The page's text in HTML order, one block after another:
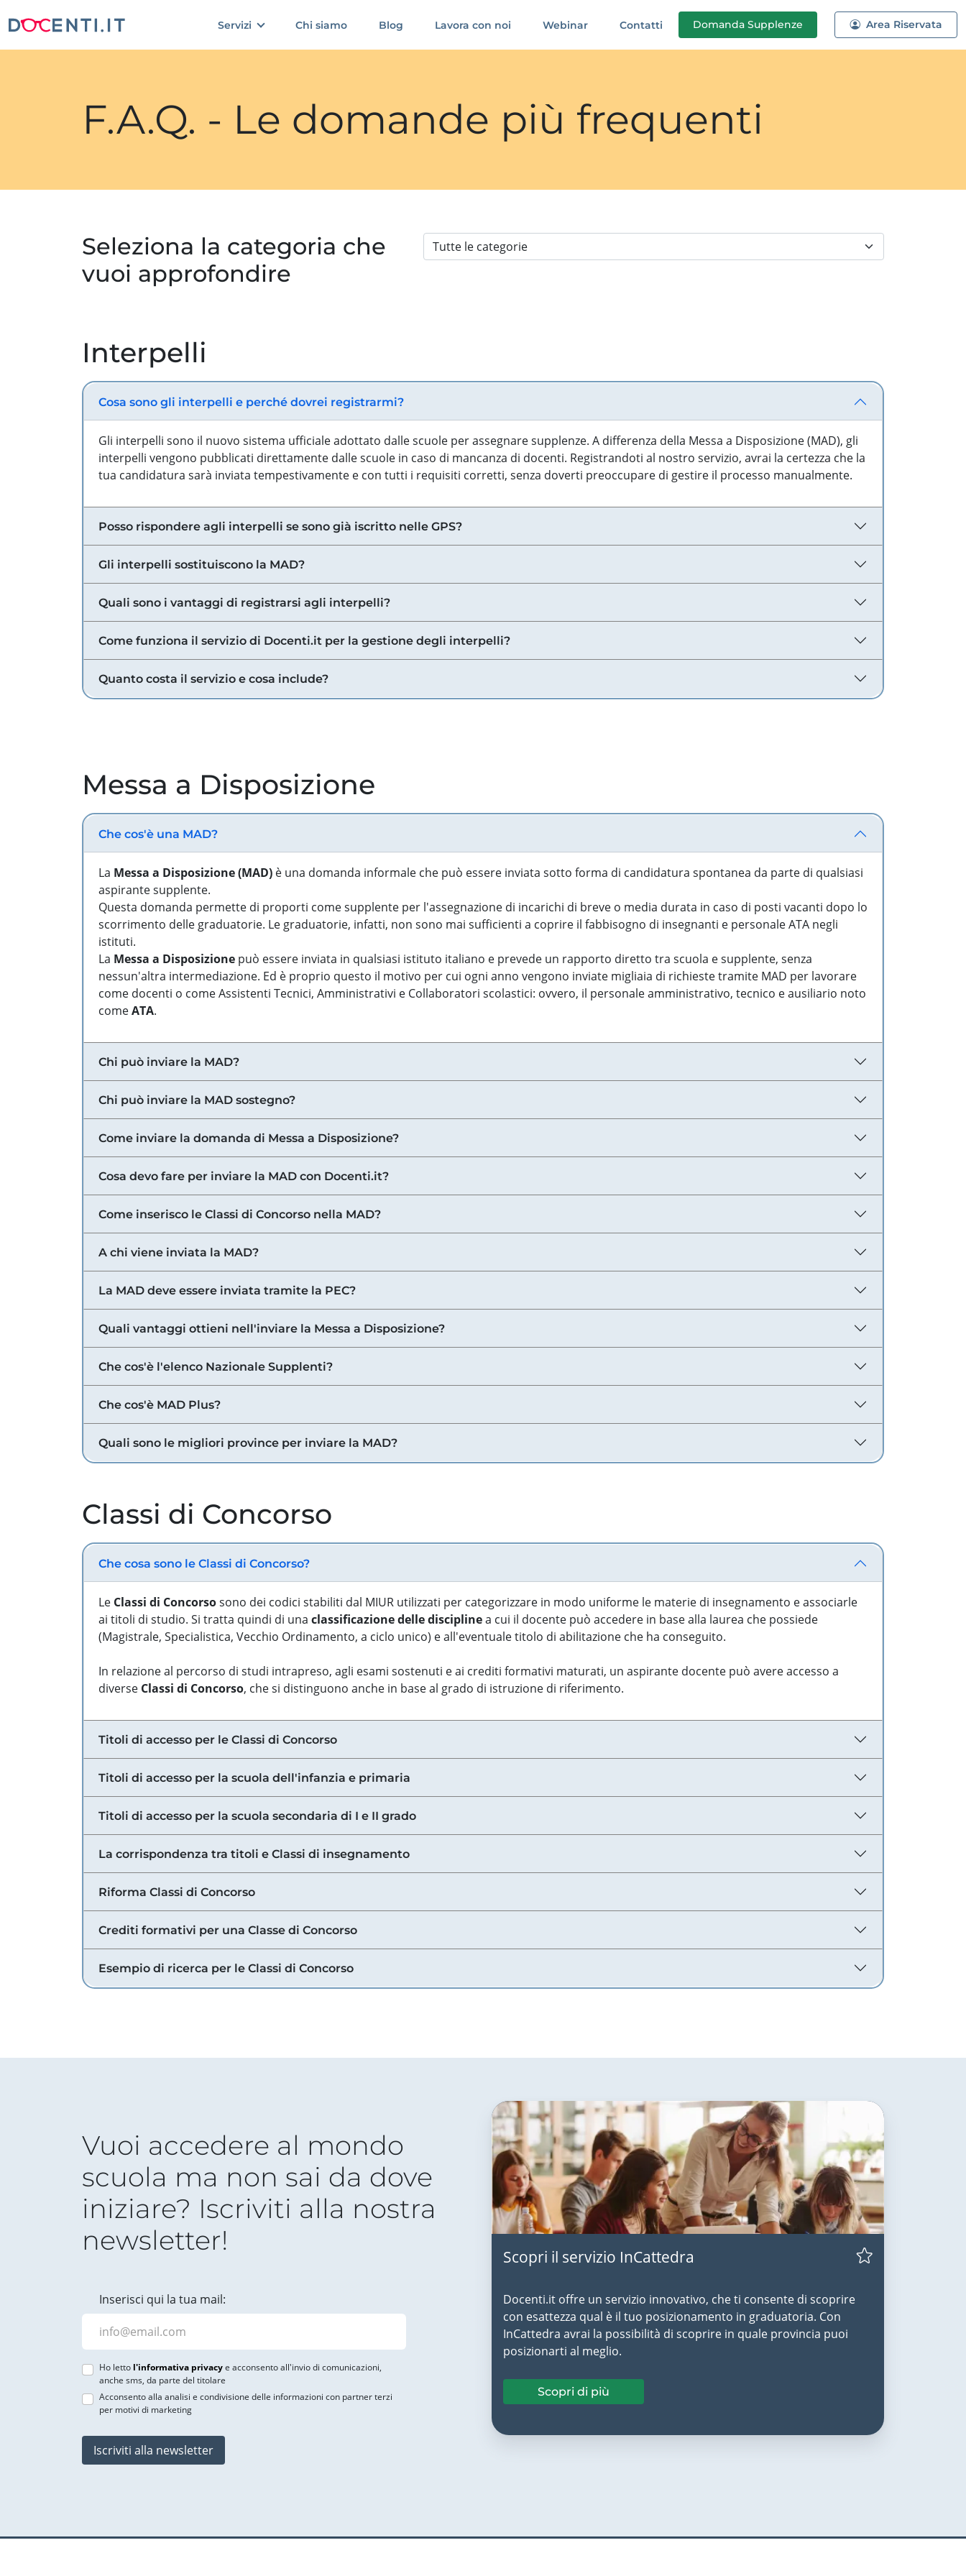
Servizi Chi siamo Blog Lavora con noi Webinar Contatti Domanda Supplenze Area Riservata
F.A.Q. - Le domande più frequenti
Seleziona la categoria che
vuoi approfondire
Interpelli
Cosa sono gli interpelli e perché dovrei registrarmi?
Gli interpelli sono il nuovo sistema ufficiale adottato dalle scuole per assegnare supplenze. A differenza della Messa a Disposizione (MAD), gli
interpelli vengono pubblicati direttamente dalle scuole in caso di mancanza di docenti. Registrandoti al nostro servizio, avrai la certezza che la
tua candidatura sarà inviata tempestivamente e con tutti i requisiti corretti, senza doverti preoccupare di gestire il processo manualmente.
Posso rispondere agli interpelli se sono già iscritto nelle GPS?
Gli interpelli sostituiscono la MAD?
Quali sono i vantaggi di registrarsi agli interpelli?
Come funziona il servizio di Docenti.it per la gestione degli interpelli?
Quanto costa il servizio e cosa include?
Messa a Disposizione
Che cos'è una MAD?
La Messa a Disposizione (MAD) è una domanda informale che può essere inviata sotto forma di candidatura spontanea da parte di qualsiasi
aspirante supplente.
Questa domanda permette di proporti come supplente per l'assegnazione di incarichi di breve o media durata in caso di posti vacanti dopo lo
scorrimento delle graduatorie. Le graduatorie, infatti, non sono mai sufficienti a coprire il fabbisogno di insegnanti e personale ATA negli
istituti.
La Messa a Disposizione può essere inviata in qualsiasi istituto italiano e prevede un rapporto diretto tra scuola e supplente, senza
nessun'altra intermediazione. Ed è proprio questo il motivo per cui ogni anno vengono inviate migliaia di richieste tramite MAD per lavorare
come docenti o come Assistenti Tecnici, Amministrativi e Collaboratori scolastici: ovvero, il personale amministrativo, tecnico e ausiliario noto
comeATA.
Chi può inviare la MAD?
Chi può inviare la MAD sostegno?
Come inviare la domanda di Messa a Disposizione?
Cosa devo fare per inviare la MAD con Docenti.it?
Come inserisco le Classi di Concorso nella MAD?
A chi viene inviata la MAD?
La MAD deve essere inviata tramite la PEC?
Quali vantaggi ottieni nell'inviare la Messa a Disposizione?
Che cos'è l'elenco Nazionale Supplenti?
Che cos'è MAD Plus?
Quali sono le migliori province per inviare la MAD?
Classi di Concorso
Che cosa sono le Classi di Concorso?
Le Classi di Concorsosono dei codici stabiliti dal MIUR utilizzati per categorizzare in modo uniforme le materie di insegnamento e associarle
ai titoli di studio. Si tratta quindi di una classificazione delle disciplinea cui il docente può accedere in base alla laurea che possiede
(Magistrale, Specialistica, Vecchio Ordinamento, a ciclo unico) e all'eventuale titolo di abilitazione che ha conseguito.
In relazione al percorso di studi intrapreso, agli esami sostenuti e ai crediti formativi maturati, un aspirante docente può avere accesso a
diverse Classi di Concorso, che si distinguono anche in base al grado di istruzione di riferimento.
Titoli di accesso per le Classi di Concorso
Titoli di accesso per la scuola dell'infanzia e primaria
Titoli di accesso per la scuola secondaria di I e II grado
La corrispondenza tra titoli e Classi di insegnamento
Riforma Classi di Concorso
Crediti formativi per una Classe di Concorso
Esempio di ricerca per le Classi di Concorso
Vuoi accedere al mondo
scuola ma non sai da dove
iniziare? Iscriviti alla nostra
newsletter!
Inserisci qui la tua mail:
Ho letto l'informativa privacye acconsento all'invio di comunicazioni,
anche sms, da parte del titolare
Acconsento alla analisi e condivisione delle informazioni con partner terzi
per motivi di marketing
Iscriviti alla newsletter
Scopri il servizio InCattedra
Docenti.it offre un servizio innovativo, che ti consente di scoprire
con esattezza qual è il tuo posizionamento in graduatoria. Con
InCattedra avrai la possibilità di scoprire in quale provincia puoi
posizionarti al meglio.
Scopri di più